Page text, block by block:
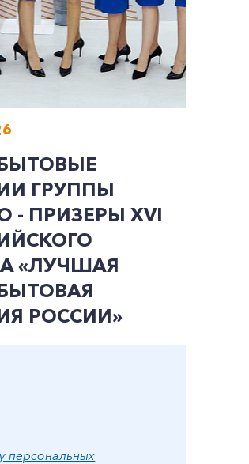
ГРУППЫ
- ПРИЗЕРЫ ХVI
«ЛУЧШАЯ
РОССИИ»
персональных